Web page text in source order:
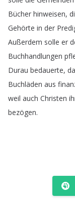
Bücher hinweisen,
Gehörte in der
Außerdem solle er
Buchhandlungen
Durau bedauerte,
Buchläden aus
weil auch Christen
bezögen.